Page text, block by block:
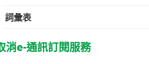
詞彙表
消e-通訊訂閱服務